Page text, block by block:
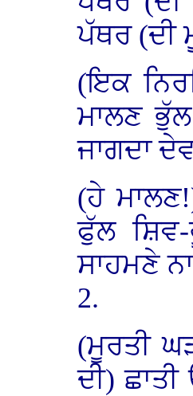
ਪੱਥਰ (ਦੀ
(ਇਕ
ਮਾਲਣ
ਜਾਗਦਾ
(ਹੇ
ਫੁੱਲ
ਸਾਹਮਣੇ
2.
(ਮੂਰਤੀ
ਦੀ)